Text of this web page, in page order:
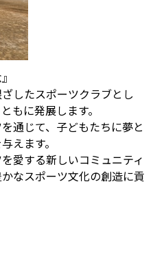
したスポーツクラブとし
もに発展します。
通じて、子どもたちに夢と
えます。
愛する新しいコミュニティ
なスポーツ文化の創造に貢